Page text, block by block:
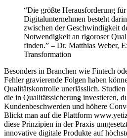
“Die größte Herausforderung
Digitalunternehmen besteht
zwischen der Geschwindigkeit
Notwendigkeit an rigoroser
finden.” – Dr. Matthias Weber,
Transformation
Besonders in Branchen wie Fintech
Fehler gravierende Folgen haben
Qualitätskontrolle unerlässlich.
die in Qualitätssicherung investieren,
Kundenbeschwerden und höhere
Blickt man auf die Plattform
diese Prinzipien in der Praxis
innovative digitale Produkte auf